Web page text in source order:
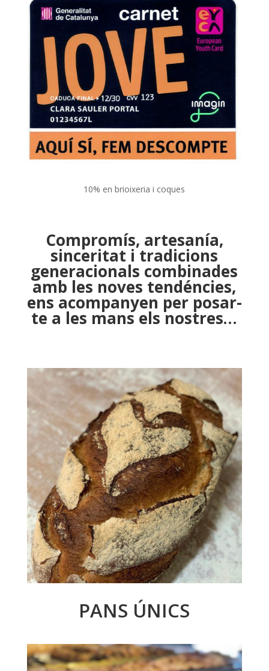
10% en brioixeria i coques
Compromís, artesanía,
sinceritat i tradicions
generacionals combinades
amb les noves tendéncies,
ens acompanyen per posar-
te a les mans els nostres…
PANS ÚNICS